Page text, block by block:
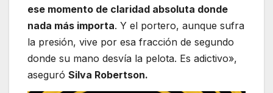
ese momento de claridad absoluta donde
nada más importa. Y el portero, aunque sufra
la presión, vive por esa fracción de segundo
donde su mano desvía la pelota. Es adictivo»,
aseguró Silva Robertson.